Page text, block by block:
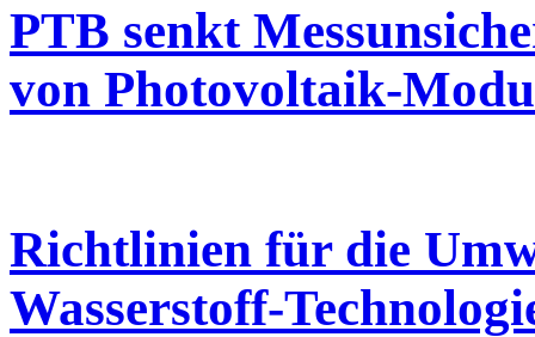
PTB senkt
von Photovoltaik-
Richtlinien für die
Wasserstoff-